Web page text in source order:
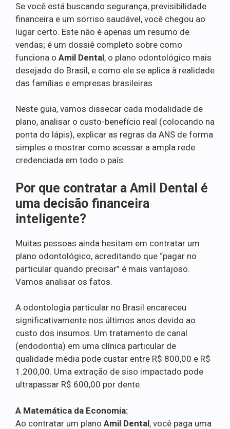
Se você está buscando segurança, previsibilidade
financeira e um sorriso saudável, você chegou ao
lugar certo. Este não é apenas um resumo de
vendas; é um dossiê completo sobre como
funciona o Amil Dental, o plano odontológico mais
desejado do Brasil, e como ele se aplica à realidade
das famílias e empresas brasileiras.
Neste guia, vamos dissecar cada modalidade de
plano, analisar o custo-benefício real (colocando na
ponta do lápis), explicar as regras da ANS de forma
simples e mostrar como acessar a ampla rede
credenciada em todo o país.
Por que contratar a Amil Dental é
uma decisão financeira
inteligente?
Muitas pessoas ainda hesitam em contratar um
plano odontológico, acreditando que “pagar no
particular quando precisar” é mais vantajoso.
Vamos analisar os fatos.
A odontologia particular no Brasil encareceu
significativamente nos últimos anos devido ao
custo dos insumos. Um tratamento de canal
(endodontia) em uma clínica particular de
qualidade média pode custar entre R$ 800,00 e R$
1.200,00. Uma extração de siso impactado pode
ultrapassar R$ 600,00 por dente.
A Matemática da Economia:
Ao contratar um plano Amil Dental, você paga uma